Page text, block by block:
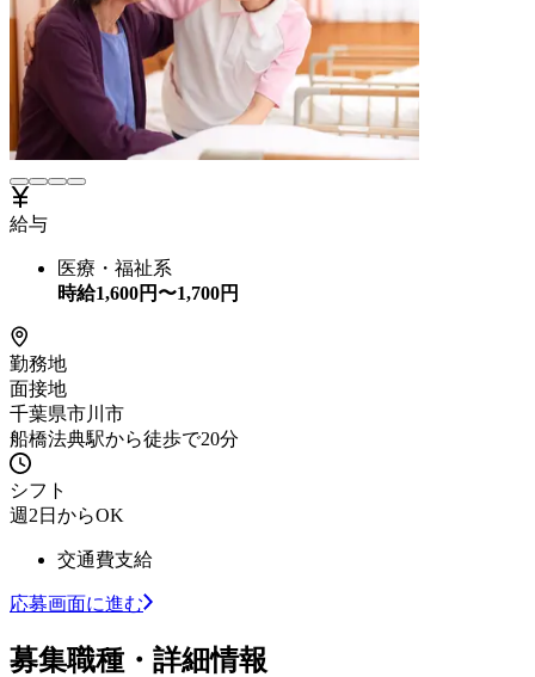
給与
医療・福祉系
時給1,600円〜1,700円
勤務地
面接地
千葉県市川市
船橋法典駅から徒歩で20分
シフト
週2日からOK
交通費支給
応募画面に進む
募集職種・詳細情報